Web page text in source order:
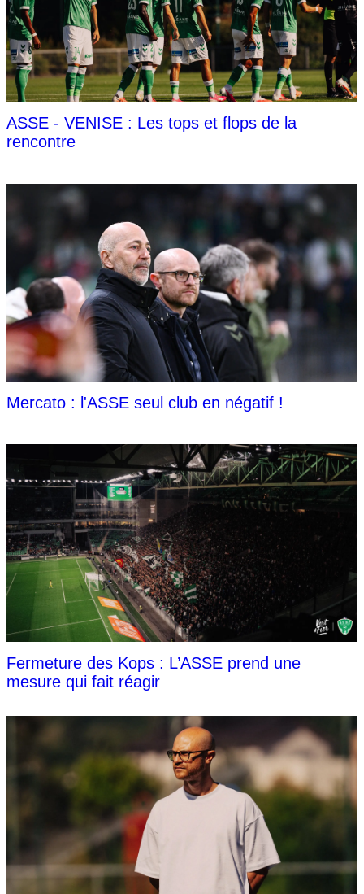
ASSE - VENISE : Les tops et flops de la
rencontre
Mercato : l'ASSE seul club en négatif !
Fermeture des Kops : L’ASSE prend une
mesure qui fait réagir